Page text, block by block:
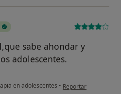
sabe ahondar y
adolescentes.
en adolescentes • en opinión del
Reportar